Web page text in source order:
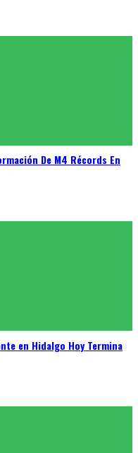
De M4 Récords En
en Hidalgo Hoy Termina